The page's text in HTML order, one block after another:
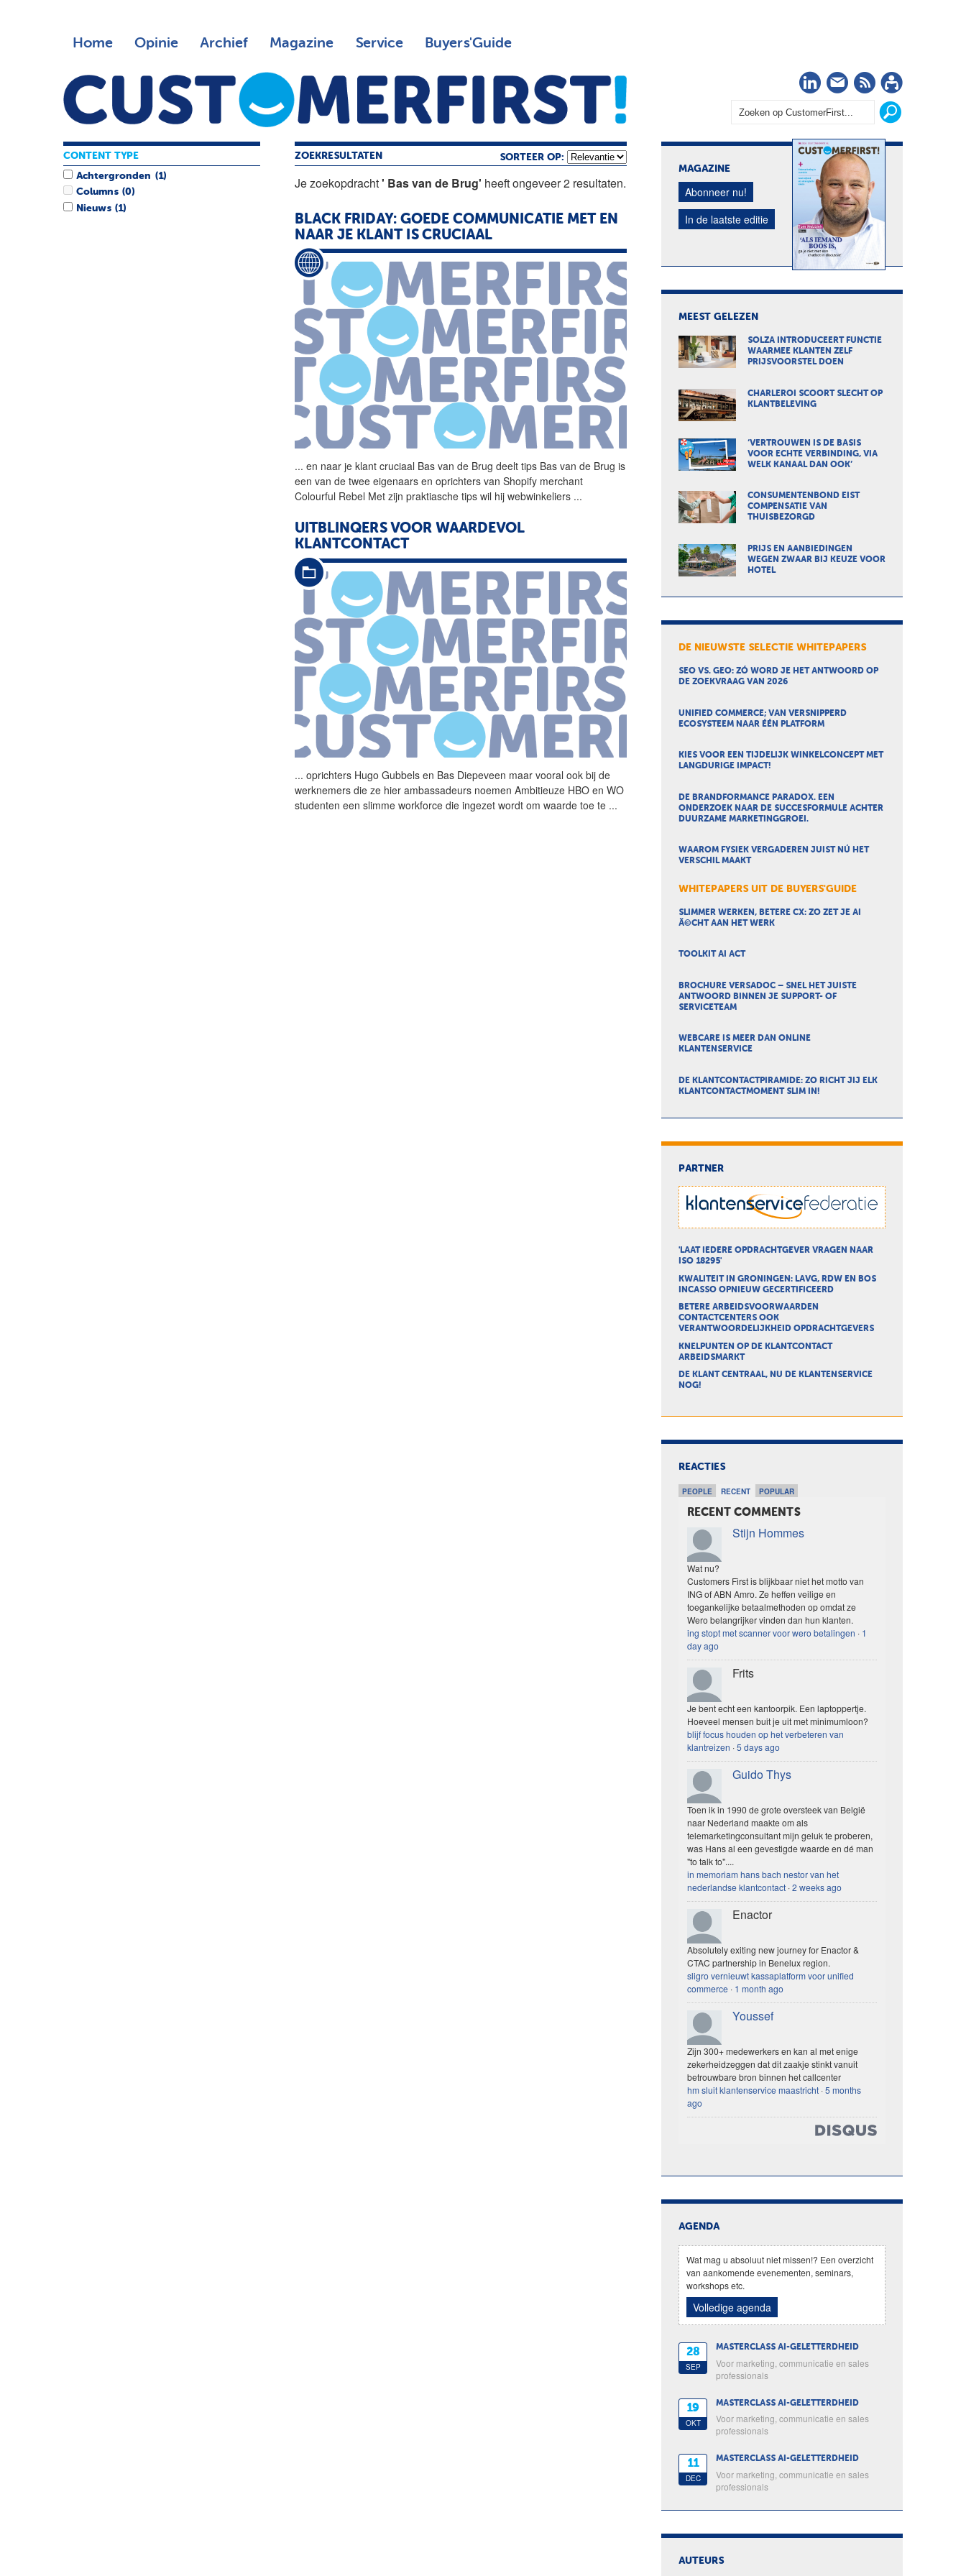
Home Opinie Archief Magazine Service Buyers'Guide
LinkedIn
Nieuwsbrief
RSS
ZOEKRESULTATEN SORTEER OP:
Je zoekopdracht' Bas van de Brug' heeft ongeveer 2 resultaten.
BLACK FRIDAY: GOEDE COMMUNICATIE MET EN
NAAR JE KLANT IS CRUCIAAL
... en naar je klant cruciaal Bas van de Brug deelt tips Bas van de Brug is
eenvan de twee eigenaars en oprichtersvan Shopify merchant
Colourful Rebel Met zijn praktiasche tips wil hij webwinkeliers ...
UITBLINQERS VOOR WAARDEVOL
KLANTCONTACT
... oprichters Hugo Gubbels en Bas Diepeveen maar vooral ook bijde
werknemers die ze hier ambassadeurs noemen Ambitieuze HBO en WO
studenten een slimme workforce die ingezet wordt om waarde toe te ...
CONTENT TYPE
Achtergronden (1)
Columns (0)
Nieuws (1)
MAGAZINE
Abonneer nu!
In de laatste editie
MEEST GELEZEN
SOLZA INTRODUCEERT FUNCTIE
WAARMEE KLANTEN ZELF
PRIJSVOORSTEL DOEN
CHARLEROI SCOORT SLECHT OP
KLANTBELEVING
‘VERTROUWEN IS DE BASIS
VOOR ECHTE VERBINDING, VIA
WELK KANAAL DAN OOK’
CONSUMENTENBOND EIST
COMPENSATIE VAN
THUISBEZORGD
PRIJS EN AANBIEDINGEN
WEGEN ZWAAR BIJ KEUZE VOOR
HOTEL
DE NIEUWSTE SELECTIE WHITEPAPERS
SEO VS. GEO: ZÓ WORD JE HET ANTWOORD OP
DE ZOEKVRAAG VAN 2026
UNIFIED COMMERCE; VAN VERSNIPPERD
ECOSYSTEEM NAAR ÉÉN PLATFORM
KIES VOOR EEN TIJDELIJK WINKELCONCEPT MET
LANGDURIGE IMPACT!
DE BRANDFORMANCE PARADOX. EEN
ONDERZOEK NAAR DE SUCCESFORMULE ACHTER
DUURZAME MARKETINGGROEI.
WAAROM FYSIEK VERGADEREN JUIST NÚ HET
VERSCHIL MAAKT
WHITEPAPERS UIT DE BUYERS'GUIDE
SLIMMER WERKEN, BETERE CX: ZO ZET JE AI
Ã©CHT AAN HET WERK
TOOLKIT AI ACT
BROCHURE VERSADOC – SNEL HET JUISTE
ANTWOORD BINNEN JE SUPPORT- OF
SERVICETEAM
WEBCARE IS MEER DAN ONLINE
KLANTENSERVICE
DE KLANTCONTACTPIRAMIDE: ZO RICHT JIJ ELK
KLANTCONTACTMOMENT SLIM IN!
PARTNER
'LAAT IEDERE OPDRACHTGEVER VRAGEN NAAR
ISO 18295'
KWALITEIT IN GRONINGEN: LAVG, RDW EN BOS
INCASSO OPNIEUW GECERTIFICEERD
BETERE ARBEIDSVOORWAARDEN
CONTACTCENTERS OOK
VERANTWOORDELIJKHEID OPDRACHTGEVERS
KNELPUNTEN OP DE KLANTCONTACT
ARBEIDSMARKT
DE KLANT CENTRAAL, NU DE KLANTENSERVICE
NOG!
REACTIES
PEOPLE RECENT POPULAR
RECENT COMMENTS
Stijn Hommes
Wat nu?
Customers First is blijkbaar niet het motto van
ING of ABN Amro. Ze heffen veilige en
toegankelijke betaalmethoden op omdat ze
Wero belangrijker vinden dan hun klanten.
ing stopt met scanner voor wero betalingen · 1
day ago
Frits
Je bent echt een kantoorpik. Een laptoppertje.
Hoeveel mensen buit je uit met minimumloon?
blijf focus houden op het verbeteren van
klantreizen ·5 days ago
Guido Thys
Toen ik in 1990 de grote oversteek van België
naar Nederland maakte om als
telemarketingconsultant mijn geluk te proberen,
was Hans al een gevestigde waarde en dé man
"to talk to"....
in memoriam hans bach nestor van het
nederlandse klantcontact ·2 weeks ago
Enactor
Absolutely exiting new journey for Enactor &
CTAC partnership in Benelux region.
sligro vernieuwt kassaplatform voor unified
commerce · 1 month ago
Youssef
Zijn 300+ medewerkers en kan al met enige
zekerheidzeggen dat dit zaakje stinkt vanuit
betrouwbare bron binnen het callcenter
hm sluit klantenservice maastricht ·5 months
ago
AGENDA
Wat mag u absoluut niet missen!? Een overzicht
van aankomende evenementen, seminars,
workshops etc.
Volledige agenda
28
SEP
MASTERCLASS AI-GELETTERDHEID
Voor marketing, communicatie en sales
professionals
19
OKT
MASTERCLASS AI-GELETTERDHEID
Voor marketing, communicatie en sales
professionals
11
DEC
MASTERCLASS AI-GELETTERDHEID
Voor marketing, communicatie en sales
professionals
AUTEURS